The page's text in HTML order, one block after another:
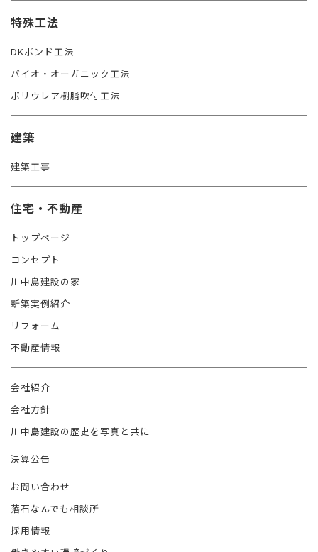
特殊工法
DKボンド工法
バイオ・オーガニック工法
ポリウレア樹脂吹付工法
建築
建築工事
住宅・不動産
トップページ
コンセプト
川中島建設の家
新築実例紹介
リフォーム
不動産情報
会社紹介
会社方針
川中島建設の歴史を写真と共に
決算公告
お問い合わせ
落石なんでも相談所
採用情報